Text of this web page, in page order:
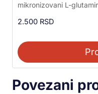
od 5
mikronizovani L-
2.500 RSD
Povezani